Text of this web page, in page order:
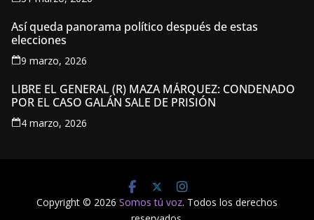
Así queda panorama político después de estas
elecciones
9 marzo, 2026
LIBRE EL GENERAL (R) MAZA MÁRQUEZ: CONDENADO
POR EL CASO GALÁN SALE DE PRISIÓN
4 marzo, 2026
Copyright © 2026 Somos tú voz. Todos los derechos